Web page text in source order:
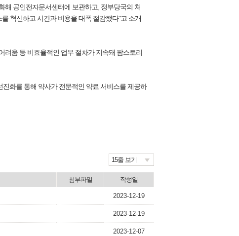
해 공인전자문서센터에 보관하고, 정부당국의 처
혁신하고 시간과 비용을 대폭 절감했다"고 소개
려움 등 비효율적인 업무 절차가 지속돼 팜스토리
화를 통해 약사가 전문적인 약료 서비스를 제공하
15줄 보기
첨부파일 작성일
2023-12-19
2023-12-19
2023-12-07